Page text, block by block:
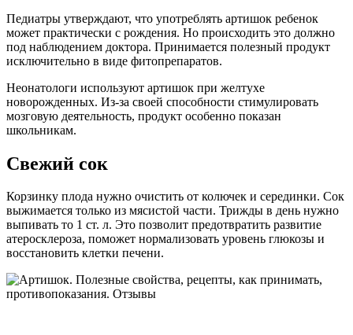
Педиатры утверждают, что употреблять артишок ребенок
может практически с рождения. Но происходить это должно
под наблюдением доктора. Принимается полезный продукт
исключительно в виде фитопрепаратов.
Неонатологи используют артишок при желтухе
новорожденных. Из-за своей способности стимулировать
мозговую деятельность, продукт особенно показан
школьникам.
Свежий сок
Корзинку плода нужно очистить от колючек и серединки. Сок
выжимается только из мясистой части. Трижды в день нужно
выпивать то 1 ст. л. Это позволит предотвратить развитие
атеросклероза, поможет нормализовать уровень глюкозы и
восстановить клетки печени.